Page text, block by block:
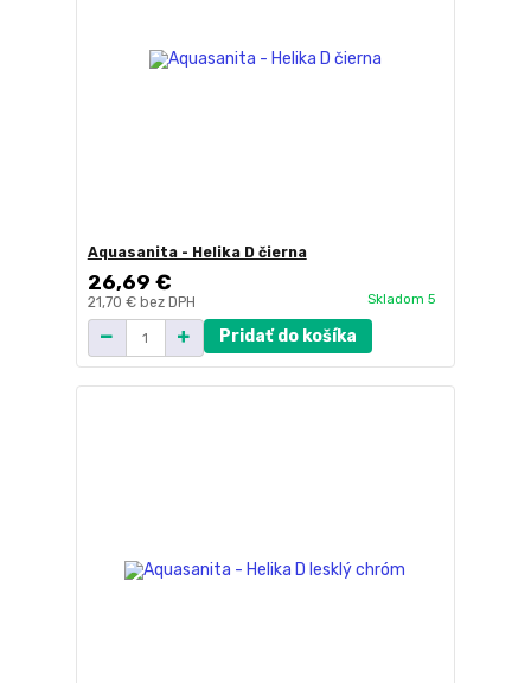
Aquasanita - Helika D čierna
26,69 €
21,70 € bez DPH Skladom 5
Pridať do košíka